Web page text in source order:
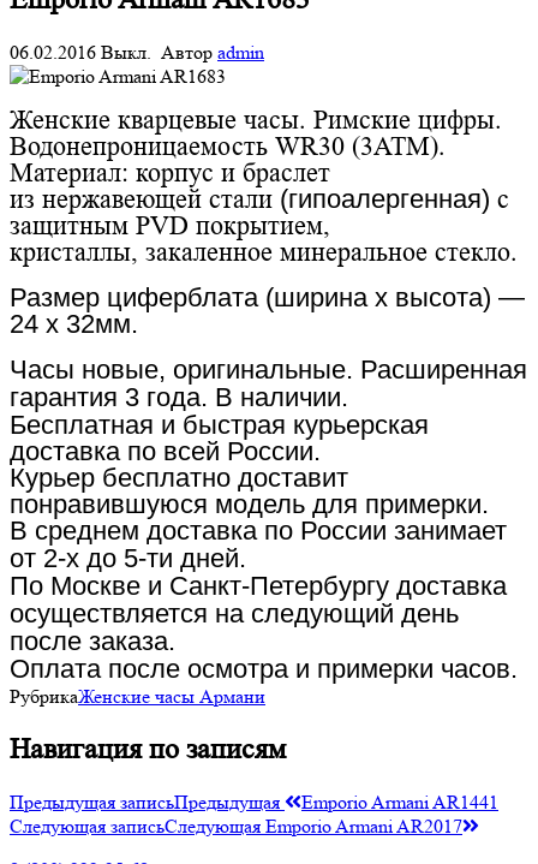
06.02.2016 Выкл. Автор admin
Женские кварцевые часы. Римские цифры.
Водонепроницаемость WR30 (3АТМ).
Материал: корпус и браслет
из нержавеющей стали (гипоалергенная) с
защитным PVD покрытием,
кристаллы, закаленное минеральное стекло.
Размер циферблата (ширина x высота) —
24 x 32мм.
Часы новые, оригинальные. Расширенная
гарантия 3 года. В наличии.
Бесплатная и быстрая курьерская
доставка по всей России.
Курьер бесплатно доставит
понравившуюся модель для примерки.
В среднем доставка по России занимает
от 2-х до 5-ти дней.
По Москве и Санкт-Петербургу доставка
осуществляется на следующий день
после заказа.
Оплата после осмотра и примерки часов.
РубрикаЖенские часы Армани
Навигация по записям
Предыдущая записьПредыдущая
Emporio Armani AR1441
Следующая записьСледующая Emporio Armani AR2017